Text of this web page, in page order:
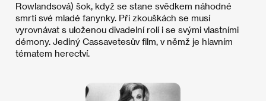
Rowlandsová) šok, když se stane svědkem náhodné
smrti své mladé fanynky. Při zkouškách se musí
vyrovnávat s uloženou divadelní rolí i se svými vlastními
démony. Jediný Cassavetesův film, v němž je hlavním
tématem herectví.